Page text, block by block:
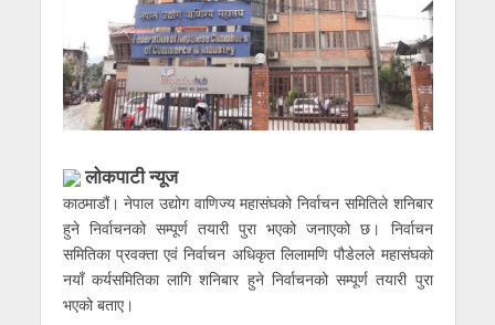
लोकपाटी न्यूज
काठमाडौं। नेपाल उद्योग वाणिज्य महासंघको निर्वाचन समितिले शनिबार
हुने निर्वाचनको सम्पूर्ण तयारी पुरा भएको जनाएको छ। निर्वाचन
समितिका प्रवक्ता एवं निर्वाचन अधिकृत लिलामणि पौडेलले महासंघको
नयाँ कर्यसमितिका लागि शनिबार हुने निर्वाचनको सम्पूर्ण तयारी पुरा
भएको बताए।